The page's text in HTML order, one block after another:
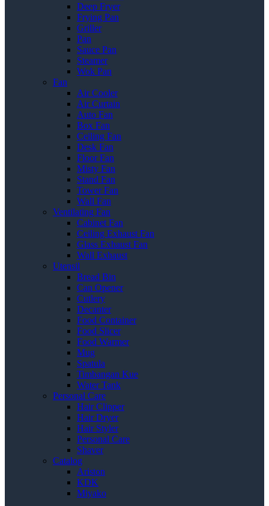
Deep Fryer
Frying Pan
Griller
Pan
Sauce Pan
Steamer
Wok Pan
Fan
Air Cooler
Air Curtain
Auto Fan
Box Fan
Ceiling Fan
Desk Fan
Floor Fan
Misty Fan
Stand Fan
Tower Fan
Wall Fan
Ventilating Fan
Cabinet Fan
Ceiling Exhaust Fan
Glass Exhaust Fan
Wall Exhaust
Utensil
Bread Bin
Can Opener
Cutlery
Decanter
Food Container
Food Slicer
Food Warmer
Mug
Spatula
Timbangan Kue
Water Tank
Personal Care
Hair Clipper
Hair Dryer
Hair Styler
Personal Care
Shaver
Catalog
Ariston
KDK
Miyako